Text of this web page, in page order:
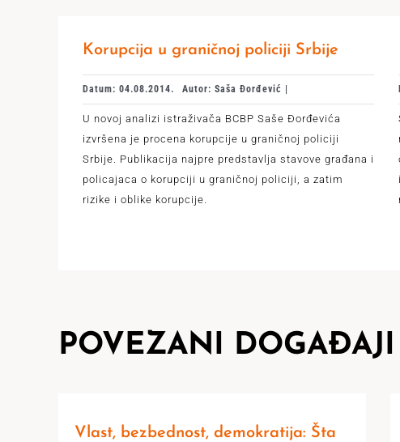
Korupcija u graničnoj policiji Srbije
Datum: 04.08.2014. Autor: Saša Đorđević |
U novoj analizi istraživača BCBP Saše Đorđevića
izvršena je procena korupcije u graničnoj policiji
Srbije. Publikacija najpre predstavlja stavove građana i
policajaca o korupciji u graničnoj policiji, a zatim
rizike i oblike korupcije.
POVEZANI DOGAĐAJI
Vlast, bezbednost, demokratija: Šta